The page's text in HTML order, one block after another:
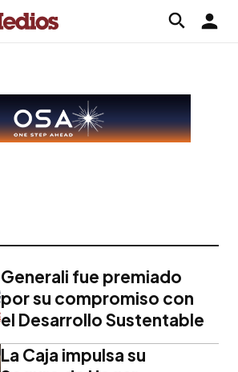
Generali fue premiado
por su compromiso con
el Desarrollo Sustentable
La Caja impulsa su